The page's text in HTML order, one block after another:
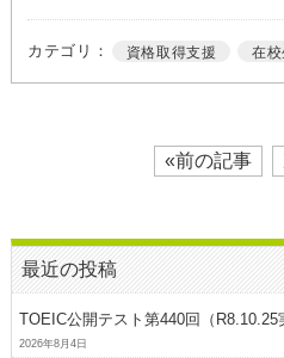
カテゴリ： 資格取得支援 在校
«前の記事
最近の投稿
TOEIC公開テスト第440回（
2026年8月4日